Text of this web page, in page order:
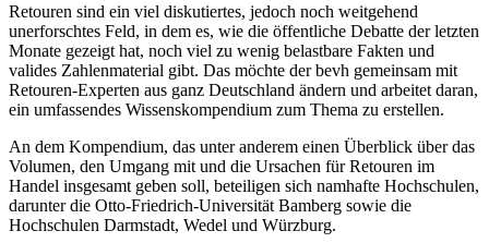
Retouren sind ein viel diskutiertes, jedoch noch weitgehend
unerforschtes Feld, in dem es, wie die öffentliche Debatte der letzten
Monate gezeigt hat, noch viel zu wenig belastbare Fakten und
valides Zahlenmaterial gibt. Das möchte der bevh gemeinsam mit
Retouren-Experten aus ganz Deutschland ändern und arbeitet daran,
ein umfassendes Wissenskompendium zum Thema zu erstellen.
An dem Kompendium, das unter anderem einen Überblick über das
Volumen, den Umgang mit und die Ursachen für Retouren im
Handel insgesamt geben soll, beteiligen sich namhafte Hochschulen,
darunter die Otto-Friedrich-Universität Bamberg sowie die
Hochschulen Darmstadt, Wedel und Würzburg.